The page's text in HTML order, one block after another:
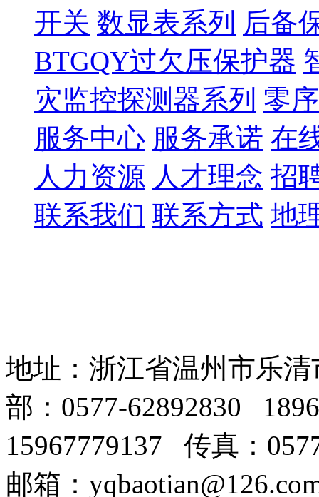
了解更多
服务承诺
在线留言
保证为用户提供良好的售前、售后服务，为用户在订购前
了解更多
如您对我们的产品或服务有什么问题或建议，请填写下面
人才理念
招聘信息
企业之间的竞争本质上就是人才的竞争。人才是企业发展
地址：浙江省温州市乐清市柳市镇方斗岩工业区
技术部：15967779137
传真：0577-62892830
了解更多
地图导航，方便您的来访……
开关 数显表系列 后备
BTGQY过欠压保护器
灾监控探测器系列 零
服务中心 服务承诺 在
人力资源 人才理念 招
联系我们 联系方式 地
地址：浙江省温州市乐
部：0577-62892830
15967779137 传真：
邮箱：